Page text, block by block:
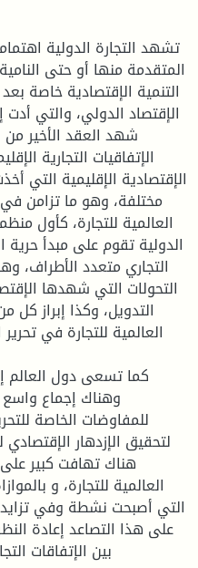
تشهد التجارة الدولية
المتقدمة منها أو حتى
التنمية الإقتصادية خاصة
الإقتصاد الدولي، والتي أدت
شهد العقد الأخير
الإتفاقيات التجارية
الإقتصادية الإقليمية التي
مختلفة، وهو ما تزامن
العالمية للتجارة، كأول
الدولية تقوم على مبدأ
التجاري متعدد الأطراف،
التحولات التي شهدها
التدويل، وكذا إبراز كل
العالمية للتجارة في
كما تسعى دول العالم
وهناك إجماع واسع
للمفاوضات الخاصة
لتحقيق الإزدهار
هناك تهافت كبير
العالمية للتجارة، و
التي أصبحت نشطة وفي
على هذا التصاعد إعادة
بين الإتفاقات